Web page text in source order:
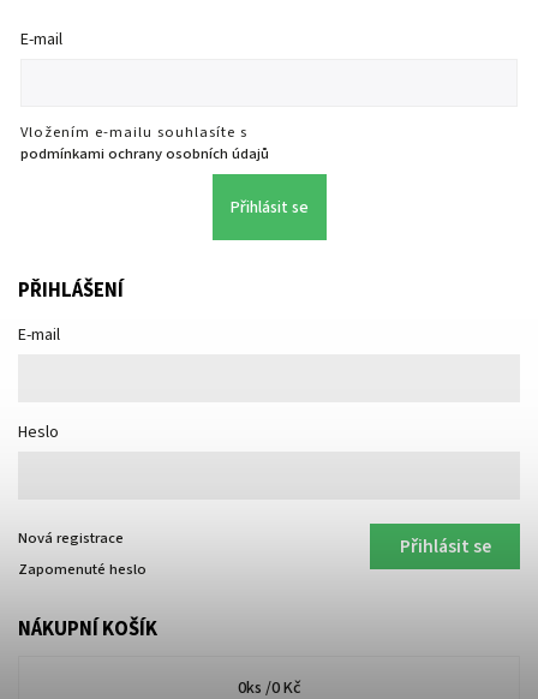
E-mail
Vložením e-mailu souhlasíte s
podmínkami ochrany osobních údajů
Přihlásit se
PŘIHLÁŠENÍ
E-mail
Heslo
Přihlásit se
Nová registrace
Zapomenuté heslo
NÁKUPNÍ KOŠÍK
0ks /0 Kč